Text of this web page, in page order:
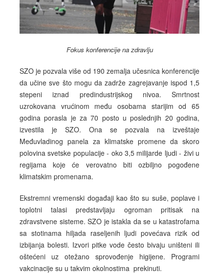
Fokus konferencije na zdravlju
SZO je pozvala više od 190 zemalja učesnica konferencije
da učine sve što mogu da zadrže zagrejavanje ispod 1,5
stepeni iznad predindustrijskog nivoa. Smrtnost
uzrokovana vrućinom među osobama starijim od 65
godina porasla je za 70 posto u poslednjih 20 godina,
izvestila je SZO. Ona se pozvala na izveštaje
Međuvladinog panela za klimatske promene da skoro
polovina svetske populacije - oko 3,5 milijarde ljudi - živi u
regijama koje će verovatno biti ozbiljno pogođene
klimatskim promenama.
Ekstremni vremenski događaji kao što su suše, poplave i
toplotni talasi predstavljaju ogroman pritisak na
zdravstvene sisteme. SZO je istakla da se u katastrofama
sa stotinama hiljada raseljenih ljudi povećava rizik od
izbijanja bolesti. Izvori pitke vode često bivaju uništeni ili
oštećeni uz otežano sprovođenje higijene. Programi
vakcinacije su u takvim okolnostima prekinuti.